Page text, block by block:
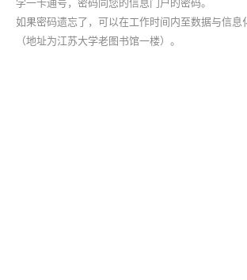
学一卡通号，密码同您的信息门户的密码。
如果密码遗忘了，可以在工作时间内至数据与信息
（地址为江苏大学老图书馆一楼）。